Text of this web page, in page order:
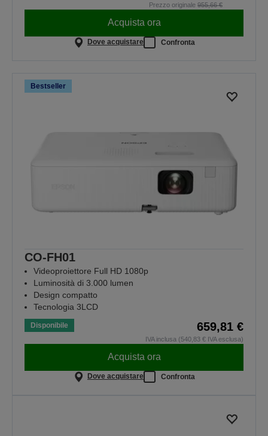
Prezzo originale 955,66 €
Acquista ora
Dove acquistare Confronta
Bestseller
CO-FH01
Videoproiettore Full HD 1080p
Luminosità di 3.000 lumen
Design compatto
Tecnologia 3LCD
Disponibile 659,81 €
IVA inclusa (540,83 € IVA esclusa)
Acquista ora
Dove acquistare Confronta